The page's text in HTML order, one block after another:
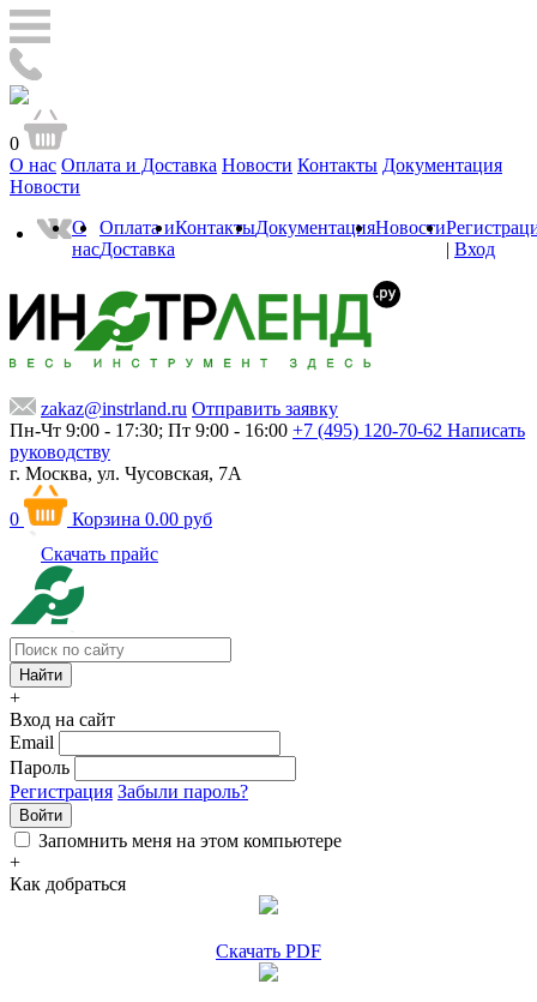
0
О нас Оплата и Доставка Новости Контакты Документация
Новости
О
нас
Оплата и
Доставка
КонтактыДокументацияНовости
| Вход
zakaz@instrland.ru Отправить заявку
Пн-Чт 9:00 - 17:30; Пт 9:00 - 16:00 +7 (495) 120-70-62 Написать
руководству
г. Москва, ул. Чусовская, 7А
0 Корзина 0.00 руб
Скачать прайс
+
Вход на сайт
Email
Пароль
Регистрация Забыли пароль?
Войти
Запомнить меня на этом компьютере
+
Как добраться
Скачать PDF